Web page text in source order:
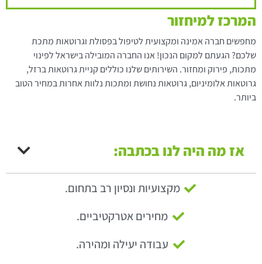
המרכז למיחזור
מחפשים חברה אמינה ומקצועית לטיפול בפסולת וגרוטאות מתכת
שלכם? הגעתם למקום הנכון! אנו החברה המובילה בישראל לפינוי
מתכות, פירוק ומחזור. השירותים שלנו כוללים קניית גרוטאות ברזל,
גרוטאות אלומיניום, גרוטאות נחושת ומתכות נלוות אחרות במחיר הטוב
ביותר.
אז מה היה לנו בכתבה:
מקצועיות ונסיון רב בתחום.
מחירים אטרקטיביים.
עבודה יעילה ומהירה.